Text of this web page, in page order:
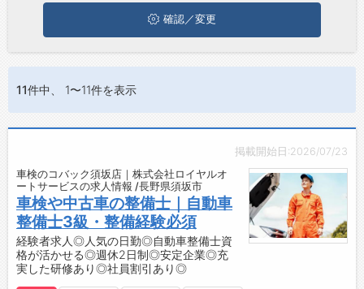
お問い合わせ
よくあるご質問
確認／変更
11件中、 1〜11件を表示
掲載開始日:2026/07/23
車検のコバック須坂店｜株式会社ロイヤルオ
ートサービスの求人情報 /長野県須坂市
車検や中古車の整備士｜自動車
整備士3級・整備経験必須
経験者求人◎人気の日勤◎自動車整備士資
格が活かせる◎週休2日制◎安定企業◎充
実した研修あり◎社員割引あり◎